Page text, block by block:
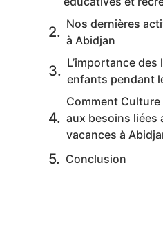
Nos dernières
à Abidjan
L’importance
enfants pendant
Comment
aux besoins liées
vacances à
Conclusion